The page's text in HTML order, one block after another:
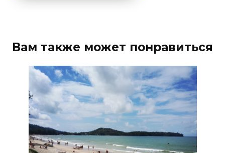
Вам также может понравиться